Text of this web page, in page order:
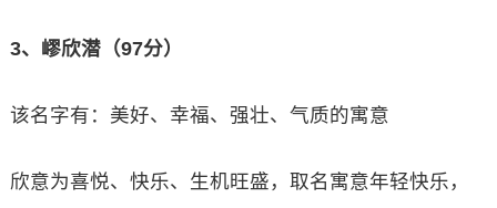
3、嵺欣潜（97分）
该名字有：美好、幸福、强壮、气质的寓意
欣意为喜悦、快乐、生机旺盛，取名寓意年轻快乐，